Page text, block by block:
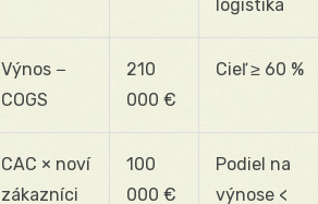
logistika
Výnos −
COGS
210
000 €
Cieľ ≥ 60 %
CAC × noví
zákazníci
100
000 €
Podiel na
výnose <